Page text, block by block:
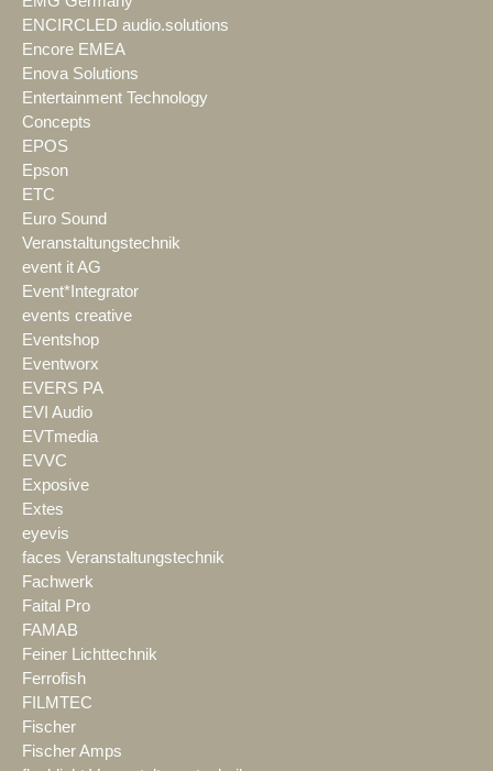
ENCIRCLED audio.solutions
Encore EMEA
Enova Solutions
Entertainment Technology
Concepts
EPOS
Epson
ETC
Euro Sound
Veranstaltungstechnik
event it AG
Event*Integrator
events creative
Eventshop
Eventworx
EVERS PA
EVI Audio
EVTmedia
EVVC
Exposive
Extes
eyevis
faces Veranstaltungstechnik
Fachwerk
Faital Pro
FAMAB
Feiner Lichttechnik
Ferrofish
FILMTEC
Fischer
Fischer Amps